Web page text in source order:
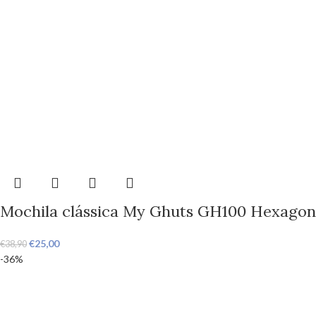
Mochila clássica My Ghuts GH100 Hexagon
€38,90 €25,00
-36%